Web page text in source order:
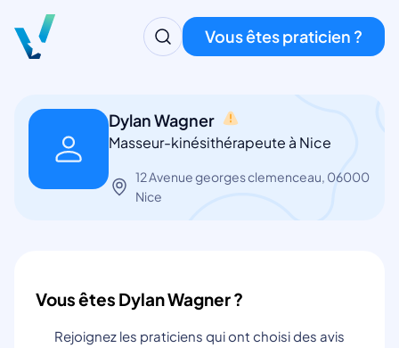
Vous êtes praticien ?
Dylan Wagner
Masseur-kinésithérapeute à Nice
12 Avenue georges clemenceau, 06000
Nice
Vous êtes Dylan Wagner ?
Rejoignez les praticiens qui ont choisi des avis